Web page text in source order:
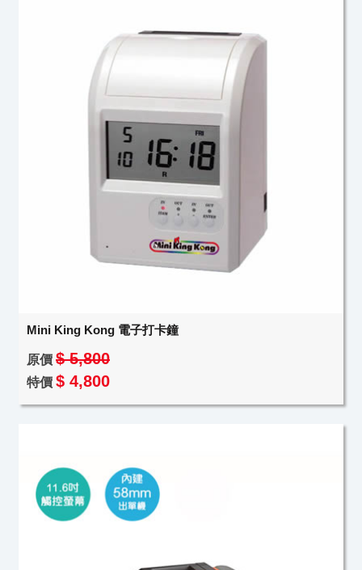
Mini King Kong 電子打卡鐘
原價 $ 5,800
特價 $ 4,800